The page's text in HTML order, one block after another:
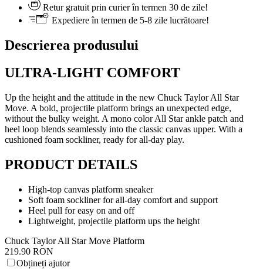
Retur gratuit prin curier în termen 30 de zile!
Expediere în termen de 5-8 zile lucrătoare!
Descrierea produsului
ULTRA-LIGHT COMFORT
Up the height and the attitude in the new Chuck Taylor All Star
Move. A bold, projectile platform brings an unexpected edge,
without the bulky weight. A mono color All Star ankle patch and
heel loop blends seamlessly into the classic canvas upper. With a
cushioned foam sockliner, ready for all-day play.
PRODUCT DETAILS
High-top canvas platform sneaker
Soft foam sockliner for all-day comfort and support
Heel pull for easy on and off
Lightweight, projectile platform ups the height
Chuck Taylor All Star Move Platform
219.90 RON
Obțineți ajutor